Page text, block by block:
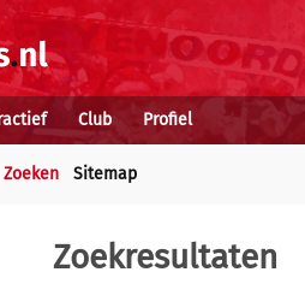
Club Profiel
Zoeken Sitemap
Zoekresultaten